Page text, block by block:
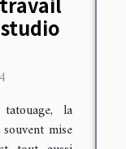
la
mise